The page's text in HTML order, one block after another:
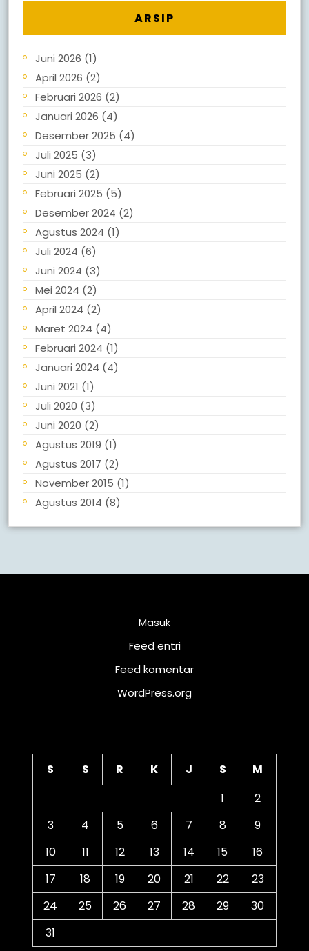
ARSIP
Juni 2026 (1)
April 2026 (2)
Februari 2026 (2)
Januari 2026 (4)
Desember 2025 (4)
Juli 2025 (3)
Juni 2025 (2)
Februari 2025 (5)
Desember 2024 (2)
Agustus 2024 (1)
Juli 2024 (6)
Juni 2024 (3)
Mei 2024 (2)
April 2024 (2)
Maret 2024 (4)
Februari 2024 (1)
Januari 2024 (4)
Juni 2021 (1)
Juli 2020 (3)
Juni 2020 (2)
Agustus 2019 (1)
Agustus 2017 (2)
November 2015 (1)
Agustus 2014 (8)
Masuk
Feed entri
Feed komentar
WordPress.org
S S R K J S
M
1
2
3
4 5 6 7 8
9
10
11 12 13 14 15
16
17
18 19 20 21 22
23
24
25 26 27 28 29
30
31